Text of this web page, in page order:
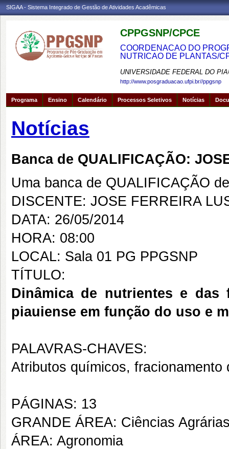
SIGAA - Sistema Integrado de Gestão de Atividades Acadêmicas
CPPGSNP/CPCE
COORDENACAO DO
NUTRICAO DE PLANTAS/
UNIVERSIDADE FEDERAL DO
http://www.posgraduacao.ufpi.br//ppgsnp
Programa Ensino Calendário Processos Seletivos Notícias
Notícias
Banca de QUALIFICAÇÃO:
Uma banca de QUALIFICAÇÃO
DISCENTE: JOSE FERREIRA
DATA: 26/05/2014
HORA: 08:00
LOCAL: Sala 01 PG PPGSNP
TÍTULO:
Dinâmica de nutrientes e
piauiense em função do uso e
PALAVRAS-CHAVES:
Atributos químicos,
PÁGINAS: 13
GRANDE ÁREA: Ciências
ÁREA: Agronomia